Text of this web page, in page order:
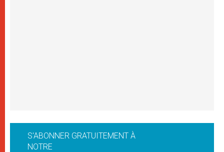
S'ABONNER GRATUITEMENT À
NOTRE